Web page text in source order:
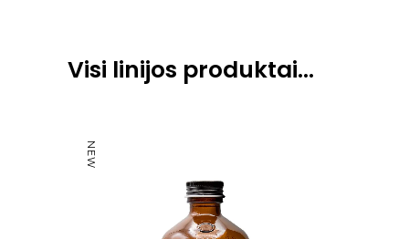
Visi linijos produktai…
NEW